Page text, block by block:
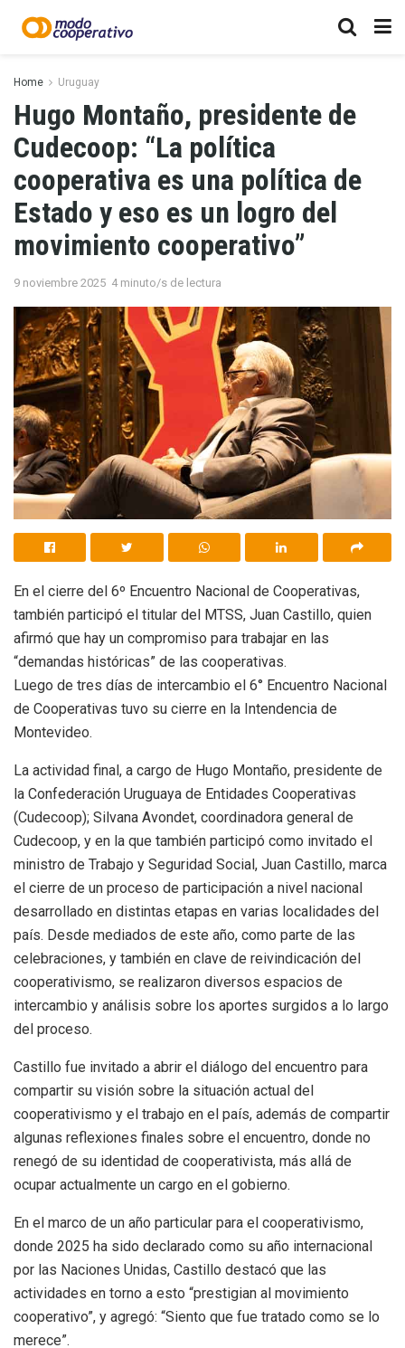
Home Uruguay
Hugo Montaño, presidente de
Cudecoop: “La política
cooperativa es una política de
Estado y eso es un logro del
movimiento cooperativo”
9 noviembre 2025 4 minuto/s de lectura
En el cierre del 6º Encuentro Nacional de Cooperativas,
también participó el titular del MTSS, Juan Castillo, quien
afirmó que hay un compromiso para trabajar en las
“demandas históricas” de las cooperativas.
Luego de tres días de intercambio el 6° Encuentro Nacional
de Cooperativas tuvo su cierre en la Intendencia de
Montevideo.
La actividad final, a cargo de Hugo Montaño, presidente de
la Confederación Uruguaya de Entidades Cooperativas
(Cudecoop); Silvana Avondet, coordinadora general de
Cudecoop, y en la que también participó como invitado el
ministro de Trabajo y Seguridad Social, Juan Castillo, marca
el cierre de un proceso de participación a nivel nacional
desarrollado en distintas etapas en varias localidades del
país. Desde mediados de este año, como parte de las
celebraciones, y también en clave de reivindicación del
cooperativismo, se realizaron diversos espacios de
intercambio y análisis sobre los aportes surgidos a lo largo
del proceso.
Castillo fue invitado a abrir el diálogo del encuentro para
compartir su visión sobre la situación actual del
cooperativismo y el trabajo en el país, además de compartir
algunas reflexiones finales sobre el encuentro, donde no
renegó de su identidad de cooperativista, más allá de
ocupar actualmente un cargo en el gobierno.
En el marco de un año particular para el cooperativismo,
donde 2025 ha sido declarado como su año internacional
por las Naciones Unidas, Castillo destacó que las
actividades en torno a esto “prestigian al movimiento
cooperativo”, y agregó: “Siento que fue tratado como se lo
merece”.